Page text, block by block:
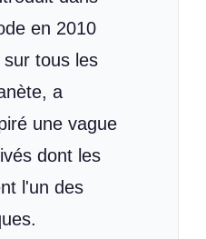
en 2010
sur tous les
a
une vague
dont les
l'un des